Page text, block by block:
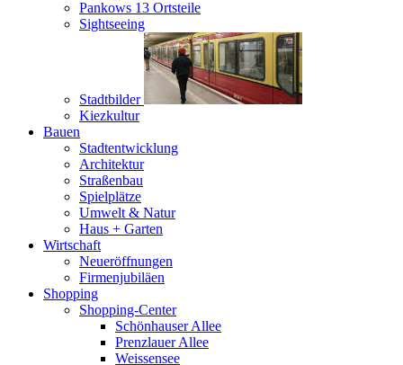
Pankows 13 Ortsteile
Sightseeing
Stadtbilder
Kiezkultur
Bauen
Stadtentwicklung
Architektur
Straßenbau
Spielplätze
Umwelt & Natur
Haus + Garten
Wirtschaft
Neueröffnungen
Firmenjubiläen
Shopping
Shopping-Center
Schönhauser Allee
Prenzlauer Allee
Weissensee